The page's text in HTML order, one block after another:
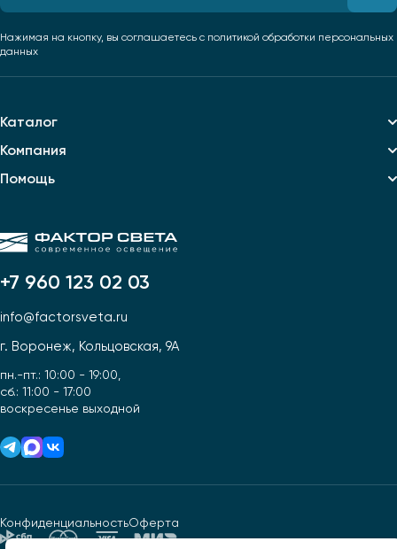
+7 960 123 02 03
info@factorsveta.ru
г. Воронеж, Кольцовская, 9А
пн.-пт.: 10:00 - 19:00,
сб.: 11:00 - 17:00
воскресенье выходной
Каталог
Компания
Помощь
Нажимая на кнопку, вы соглашаетесь с политикой обработки персональных
данных
КонфиденциальностьОферта